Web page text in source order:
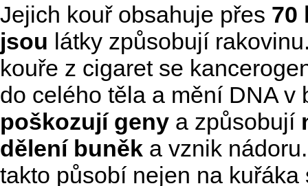
Jejich kouř obsahuje přes 70
jsou látky způsobují
kouře z cigaret se
do celého těla a mění DNA v
poškozují geny a způsobují
dělení buněk a vznik
takto působí nejen na kuřáka